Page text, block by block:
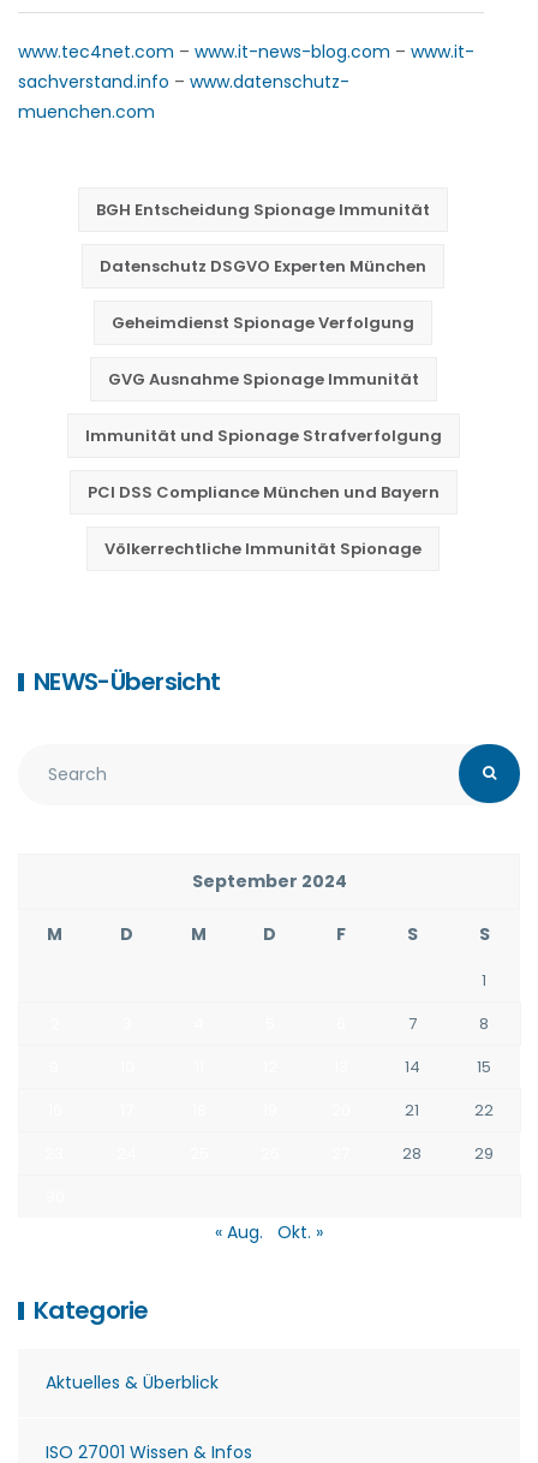
www.tec4net.com – www.it-news-blog.com – www.it-
sachverstand.info – www.datenschutz-
muenchen.com
BGH Entscheidung Spionage Immunität
Datenschutz DSGVO Experten München
Geheimdienst Spionage Verfolgung
GVG Ausnahme Spionage Immunität
Immunität und Spionage Strafverfolgung
PCI DSS Compliance München und Bayern
Völkerrechtliche Immunität Spionage
NEWS-Übersicht
September 2024
M D M D F S S
1
7
8
14
15
21
22
28
29
« Aug. Okt. »
Kategorie
Aktuelles & Überblick
ISO 27001 Wissen & Infos